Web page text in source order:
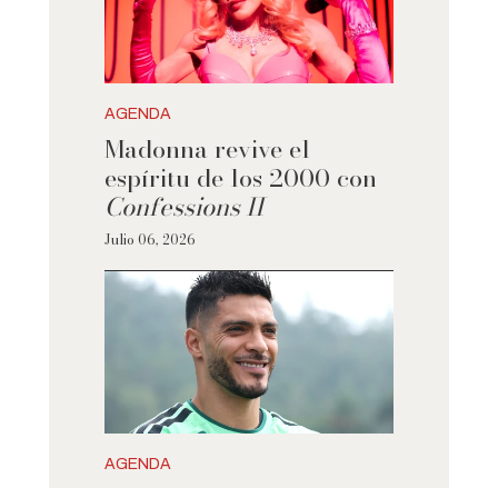
AGENDA
Madonna revive el
espíritu de los 2000 con
Confessions II
Julio 06, 2026
AGENDA